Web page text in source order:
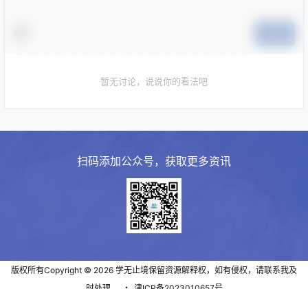
暂无讨论，说说你的看法吧
扫码添加公众号，获取更多资讯
版权所有Copyright © 2026 学无止境保留资源解释权，如有侵权，请联系我及